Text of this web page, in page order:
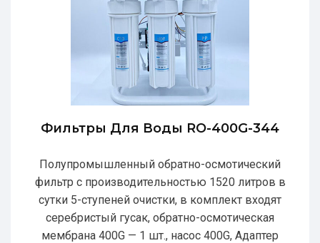
Фильтры Для Воды RO-400G-344
Полупромышленный обратно-осмотический
фильтр с производительностью 1520 литров в
сутки 5-ступеней очистки, в комплект входят
серебристый гусак, обратно-осмотическая
мембрана 400G — 1 шт., насос 400G, Адаптер